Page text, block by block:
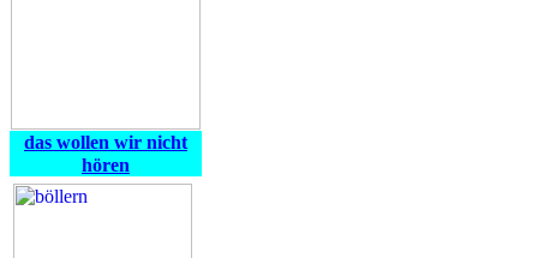
das wollen wir nicht
hören